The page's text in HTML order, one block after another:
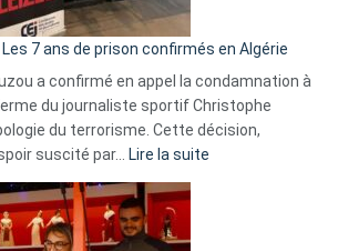
d’Israël
7 ans de prison confirmés en Algérie
a confirmé en appel la condamnation à
du journaliste sportif Christophe
du terrorisme. Cette décision,
suscité par… Lire la suite